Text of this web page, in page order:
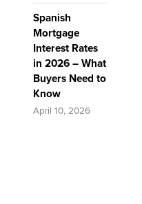
Spanish
Mortgage
Interest Rates
in 2026 – What
Buyers Need to
Know
April 10, 2026